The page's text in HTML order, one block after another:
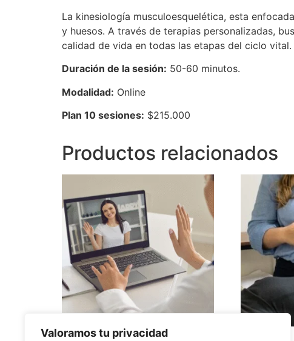
Valoramos tu privacidad
La kinesiología musculoesquelética, esta
y huesos. A través de terapias personalizadas,
calidad de vida en todas las etapas del ciclo vital.
Duración de la sesión: 50-60 minutos.
Modalidad: Online
Plan 10 sesiones: $215.000
Productos relacionados